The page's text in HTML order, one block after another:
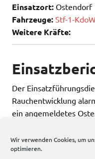
Wir verwenden Cookies, um
optimieren.
Einsatzort: Ostendorf
Fahrzeuge: Stf-1-
Weitere Kräfte:
Der
Rauchentwicklung
ein angemeldetes
241 total views